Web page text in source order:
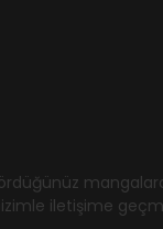
iletişime